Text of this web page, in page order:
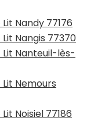
Nandy 77176
Nangis 77370
Nanteuil-lès-
Nemours
Noisiel 77186